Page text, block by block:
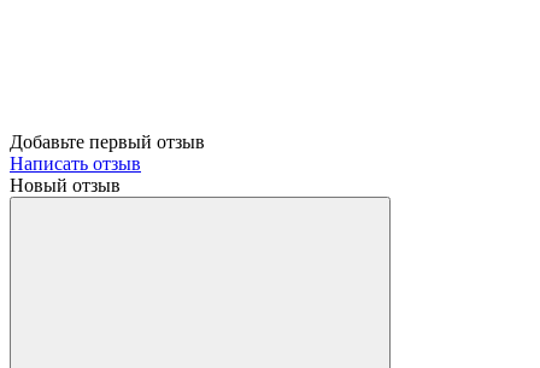
Добавьте первый отзыв
Написать отзыв
Новый отзыв